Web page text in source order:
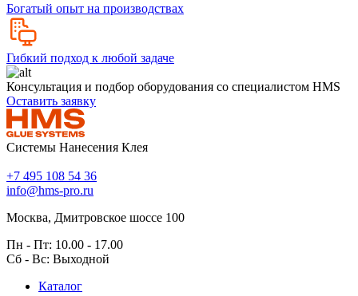
Богатый опыт на производствах
Гибкий подход к любой задаче
Консультация и подбор оборудования со специалистом HMS
Оставить заявку
Системы Нанесения Клея
+7 495 108 54 36
info@hms-pro.ru
Москва, Дмитровское шоссе 100
Пн - Пт: 10.00 - 17.00
Сб - Вс: Выходной
Каталог